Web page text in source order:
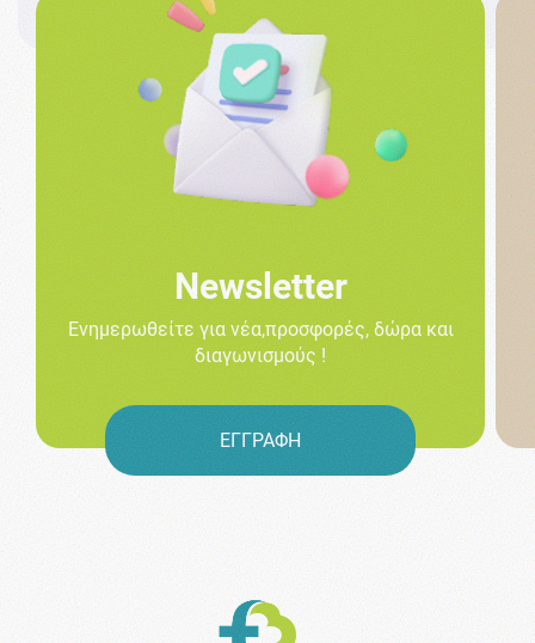
Newsletter
Ενημερωθείτε για νέα,προσφορές, δώρα και
διαγωνισμούς !
ΕΓΓΡΑΦΗ